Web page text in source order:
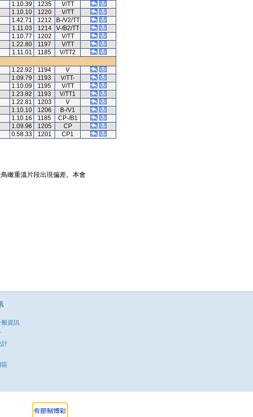
1.10.39 1235
V/TT
1.10.10 1220
V/TT
1.42.71 1212
B-/V2/TT
1.11.03 1214
V-/B2/TT
1.10.77 1202
V/TT
1.22.80 1197
V/TT
1.11.01 1185
V/TT2
1.22.92 1194
V
1.09.79 1193
V/TT-
1.10.09 1195
V/TT
1.23.82 1193
V/TT1
1.22.81 1203
V
1.10.10 1206
B-/V1
1.10.16 1185
CP-/B1
1.09.96 1205
CP
0.58.33 1201 CP1
瞰重溫片段出現偏差。本會
般資訊
計
區